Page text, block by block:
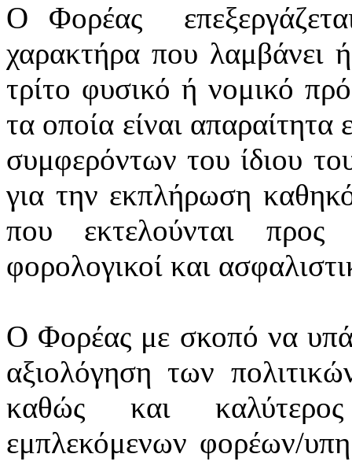
Ο Φορέας
χαρακτήρα που λαμβάνει
τρίτο φυσικό ή νομικό
τα οποία είναι απαραίτητα
συμφερόντων του ίδιου
για την εκπλήρωση
που εκτελούνται
φορολογικοί και
Ο Φορέας με σκοπό να
αξιολόγηση των
καθώς και
εμπλεκόμενων φορέων/